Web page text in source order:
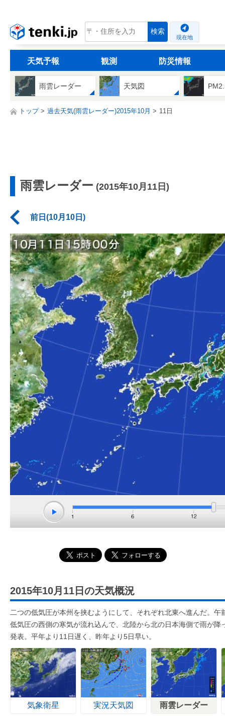
tenki.jp 検索
現在地
天気予報 観測 防災情報
雨雲レーダー 天気図
トップ 過去天気(雨雲レーダー)2015年10月 11日
雨雲レーダー (2015年10月11日)
前日(10月10日)
2015年10月11日の天気概況
二つの低気圧が本州を挟むようにして、それぞれ北東へ進んだ。
低気圧の西側の寒気が流れ込んで、北陸から北の日本海側で雨が
発表。平年より11日遅く、昨年より5日早い。
気象衛星 実況天気図 雨雲レーダー